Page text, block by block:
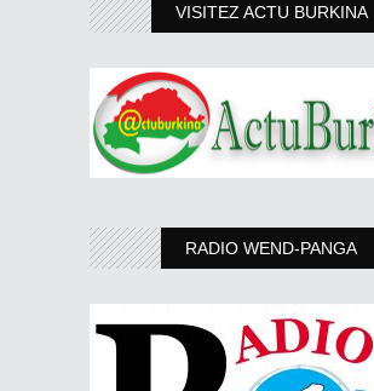
VISITEZ ACTU BURKINA
RADIO WEND-PANGA